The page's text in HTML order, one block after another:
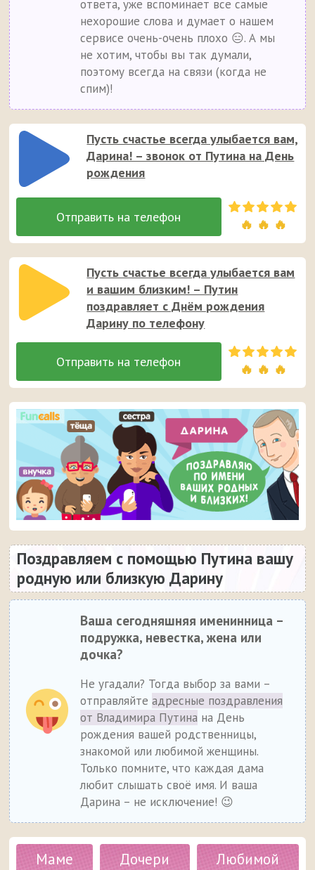
ответа, уже вспоминает все самые
нехорошие слова и думает о нашем
сервисе очень-очень плохо 😑. А мы
не хотим, чтобы вы так думали,
поэтому всегда на связи (когда не
спим)!
Пусть счастье всегда улыбается вам,
Дарина! – звонок от Путина на День
рождения
🔥 🔥 🔥
Пусть счастье всегда улыбается вам
и вашим близким! – Путин
поздравляет с Днём рождения
Дарину по телефону
🔥 🔥 🔥
Поздравляем с помощью Путина вашу
родную или близкую Дарину
Ваша сегодняшняя именинница –
подружка, невестка, жена или
дочка?
Не угадали? Тогда выбор за вами –
отправляйтеадресные поздравления
от Владимира Путина на День
рождения вашей родственницы,
знакомой или любимой женщины.
Только помните, что каждая дама
любит слышать своё имя. И ваша
Дарина – не исключение! 😉
Маме Дочери
Любимой